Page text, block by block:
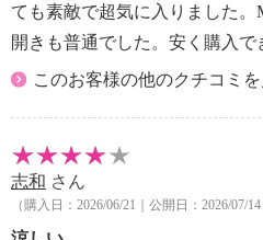
ても素敵で超気に入りました
開きも普通でした。安く購入で
このお客様の他のクチコミを
志和 さん
（購入日：2026/06/21｜公開日：2026/07/14